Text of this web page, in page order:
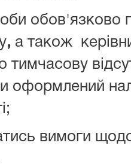
обов'язково
, а також
оформлений
вимоги щодо